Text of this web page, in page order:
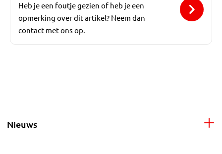
Heb je een foutje gezien of heb je een
opmerking over dit artikel? Neem dan
contact met ons op.
Nieuws